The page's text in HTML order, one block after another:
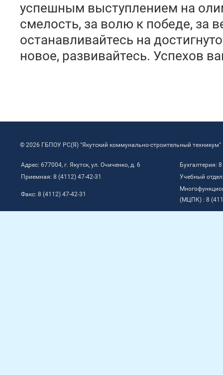
успешным выступлением на
смелость, за волю к победе, за
останавливайтесь на
новое, развивайтесь. Успехов
© 2026 ГБПОУ РС(Я) "Якутский коммунально-строительный техникум"
Адрес: 677004, г. Якутск, ул. Очиченко, д. 6
Бухгалтерия:
Приемная: 8 (4112) 47-42-31
Учебный
Факс: 8 (4112) 47-42-31
(МЦПК) : 8